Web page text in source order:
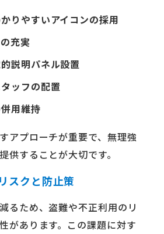
りやすいアイコンの採用
充実
説明パネル設置
ッフの配置
用維持
アプローチが重要で、無理強
供することが大切です。
スクと防止策
るため、盗難や不正利用のリ
があります。この課題に対す